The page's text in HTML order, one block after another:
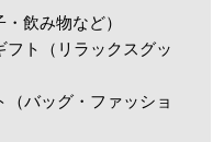
飲み物など）
フト（リラックスグッ
（バッグ・ファッショ